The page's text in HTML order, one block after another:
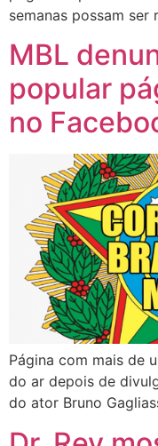
semanas possam
MBL
popular
no
Página com mais de
do ar depois de
do ator Bruno